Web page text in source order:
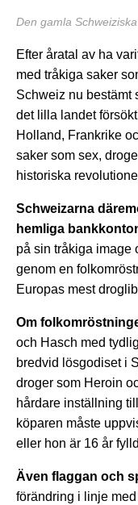
Den gamla
Efter åratal av ha
med tråkiga saker
Schweiz nu bestämt
det lilla landet
Holland, Frankrike
saker som sex,
historiska
Schweizarna
hemliga
på sin tråkiga image
genom en
Europas mest
Om
och Hasch med
bredvid lösgodiset i
droger som Heroin
hårdare inställning
köparen måste
eller hon är 16 år
Även flaggan och
förändring i linje